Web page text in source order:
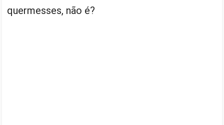
quermesses, não é?